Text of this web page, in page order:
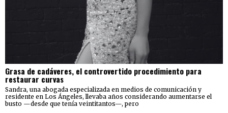
Grasa de cadáveres, el controvertido procedimiento para
restaurar curvas
Sandra, una abogada especializada en medios de comunicación y
residente en Los Ángeles, llevaba años considerando aumentarse el
busto —desde que tenía veintitantos—, pero